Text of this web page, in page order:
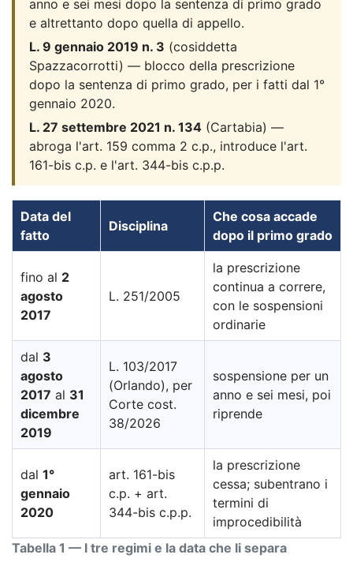
anno e sei mesi dopo la sentenza di primo grado
e altrettanto dopo quella di appello.
L. 9 gennaio 2019 n. 3 (cosiddetta
Spazzacorrotti) — blocco della prescrizione
dopo la sentenza di primo grado, per i fatti dal 1°
gennaio 2020.
L. 27 settembre 2021 n. 134 (Cartabia) —
abroga l'art. 159 comma 2 c.p., introduce l'art.
161-bis c.p. e l'art. 344-bis c.p.p.
Tabella 1 — I tre regimi e la data che li separa
Data del
fatto
Disciplina
Che cosa accade
dopo il primo grado
fino al 2
agosto
2017
L. 251/2005
la prescrizione
continua a correre,
con le sospensioni
ordinarie
dal 3
agosto
2017 al 31
dicembre
2019
L. 103/2017
(Orlando), per
Corte cost.
38/2026
sospensione per un
anno e sei mesi, poi
riprende
dal 1°
gennaio
2020
art. 161-bis
c.p. + art.
344-bis c.p.p.
la prescrizione
cessa; subentrano i
termini di
improcedibilità